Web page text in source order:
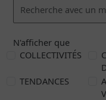
N'afficher que
COLLECTIVITÉS
TENDANCES